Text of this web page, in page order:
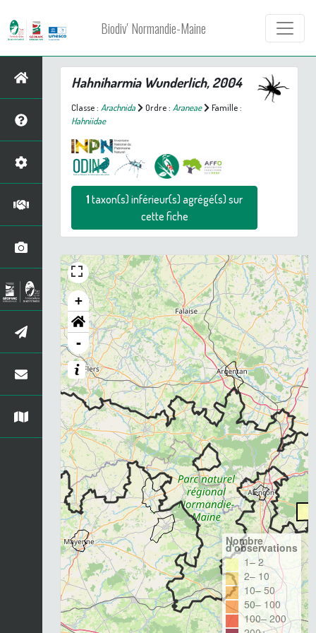
Biodiv' Normandie-Maine
HahniharmiaWunderlich, 2004
Classe : Arachnida Ordre : Araneae
Famille :
Hahniidae
1taxon(s) inférieur(s) agrégé(s) sur
cette fiche
+
-
Nombre
d'observations
1– 2
2– 10
10– 50
50– 100
100– 200